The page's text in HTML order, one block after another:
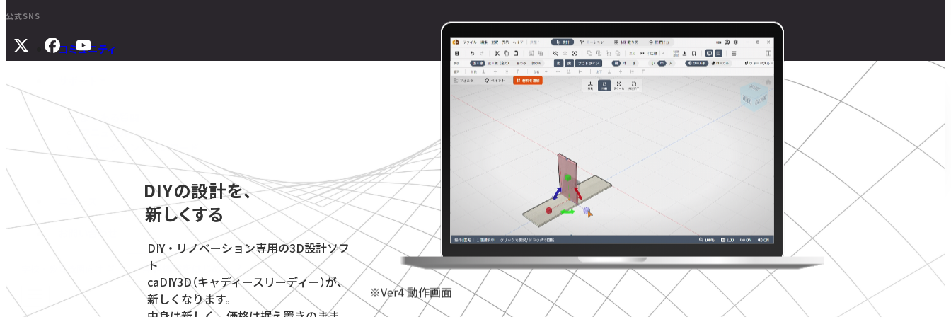
コミュニティ
よくある質問
マニュアル
旧バージョンダウンロード
ニュース
お問い合わせ
学校・教育機関向け 無料体験をはじめる
公式SNS
DIYの設計を、
新しくする
DIY・リノベーション専用の3D設計ソフ
ト
caDIY3D（キャディースリーディー）が、
新しくなります。
※Ver4 動作画面